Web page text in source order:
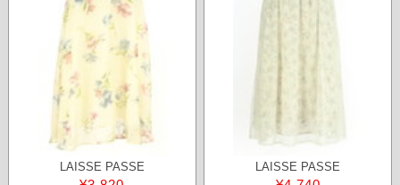
LAISSE PASSE LAISSE PASSE